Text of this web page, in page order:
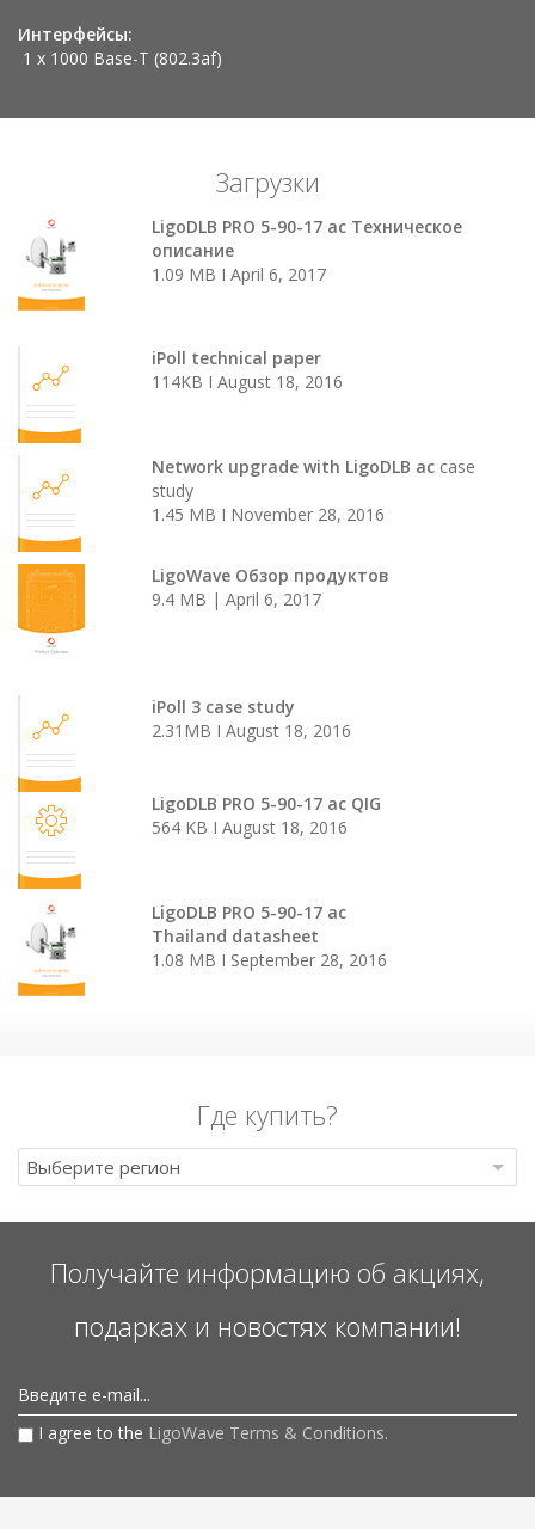
Интерфейсы:
1 x 1000 Base-T (802.3af)
Загрузки
LigoDLB PRO 5-90-17 ac Техническое
описание
1.09 MB I April 6, 2017
iPoll technical paper
114KB I August 18, 2016
Network upgrade with LigoDLB ac case
study
1.45 MB I November 28, 2016
LigoWave Oбзор продуктов
9.4 MB | April 6, 2017
iPoll 3 case study
2.31MB I August 18, 2016
LigoDLB PRO 5-90-17 ac QIG
564 KB I August 18, 2016
LigoDLB PRO 5-90-17 ac
Thailand datasheet
1.08 MB I September 28, 2016
Где купить?
Выберите регион
Получайте информацию об акциях,
подарках и новостях компании!
Введите e-mail...
I agree to the LigoWave Terms & Conditions.